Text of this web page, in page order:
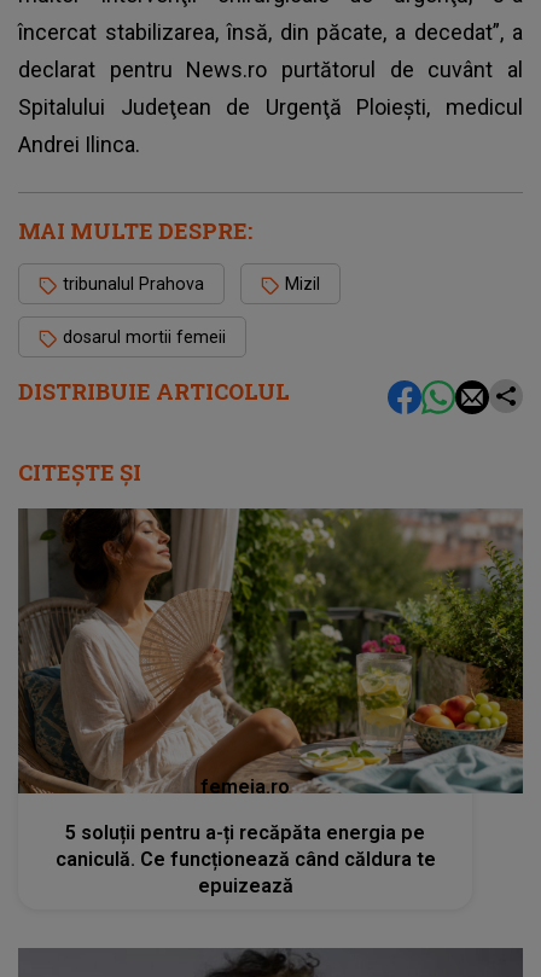
DISTRIBUIE ARTICOLUL
încercat stabilizarea, însă, din păcate, a decedat”, a
declarat pentru News.ro purtătorul de cuvânt al
Spitalului Judeţean de Urgenţă Ploieşti, medicul
Andrei Ilinca.
MAI MULTE DESPRE:
tribunalul Prahova Mizil
dosarul mortii femeii
CITEȘTE ȘI
femeia.ro
5 soluții pentru a-ți recăpăta energia pe
caniculă. Ce funcționează când căldura te
epuizează